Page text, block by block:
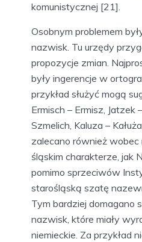
komunistycznej [21].
Osobnym problemem
nazwisk. Tu urzędy
propozycje zmian.
były ingerencje w
przykład służyć mogą
Ermisch – Ermisz, Jatzek
Szmelich, Kaluza –
zalecano również
śląskim charakterze, jak
pomimo sprzeciwów
starośląską szatę
Tym bardziej domagano
nazwisk, które miały
niemieckie. Za przykład